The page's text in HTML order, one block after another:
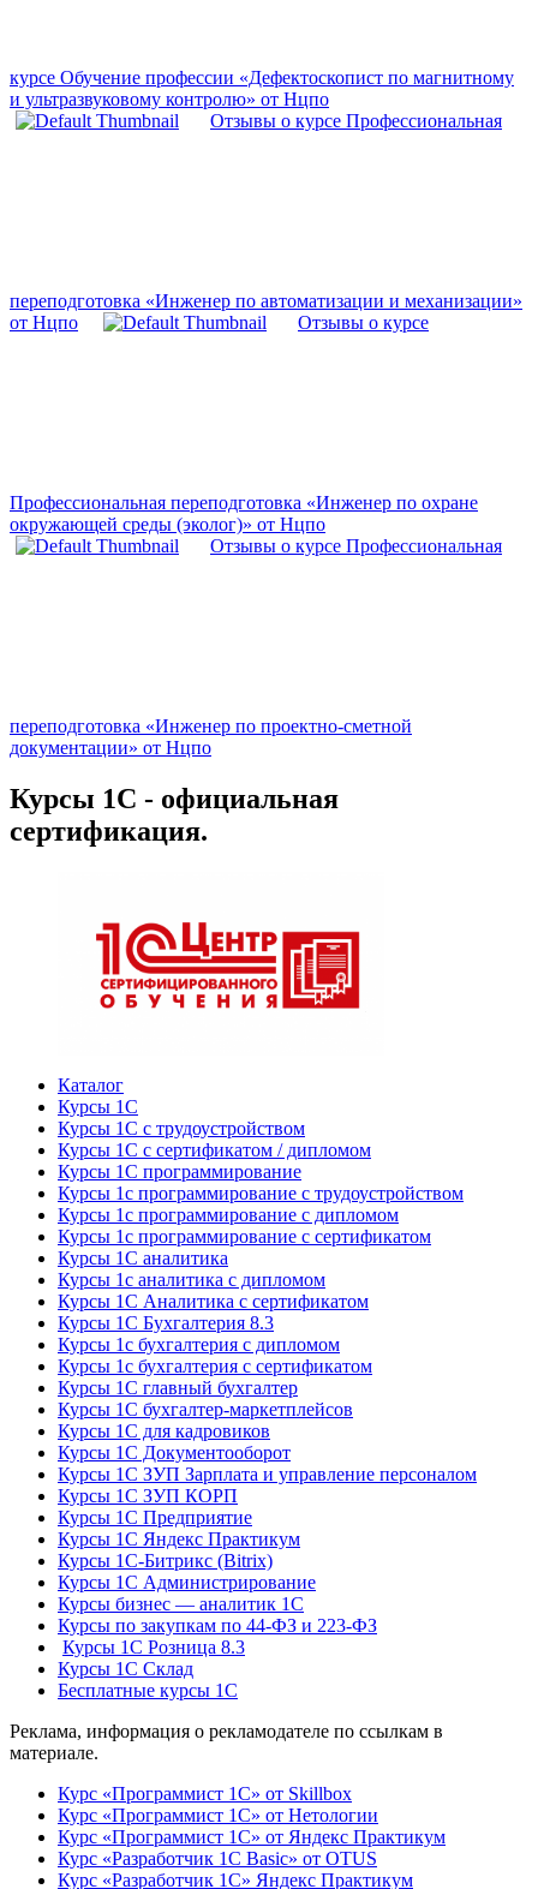
курсе Обучение профессии «Дефектоскопист по магнитному
и ультразвуковому контролю» от Нцпо
Отзывы о курсе Профессиональная
переподготовка «Инженер по автоматизации и механизации»
от Нцпо
Отзывы о курсе
Профессиональная переподготовка «Инженер по охране
окружающей среды (эколог)» от Нцпо
Отзывы о курсе Профессиональная
переподготовка «Инженер по проектно-сметной
документации» от Нцпо
Курсы 1С - официальная
сертификация.
Каталог
Курсы 1С
Курсы 1С с трудоустройством
Курсы 1С с сертификатом / дипломом
Курсы 1С программирование
Курсы 1с программирование с трудоустройством
Курсы 1с программирование с дипломом
Курсы 1с программирование с сертификатом
Курсы 1С аналитика
Курсы 1с аналитика с дипломом
Курсы 1С Аналитика с сертификатом
Курсы 1С Бухгалтерия 8.3
Курсы 1с бухгалтерия с дипломом
Курсы 1с бухгалтерия с сертификатом
Курсы 1С главный бухгалтер
Курсы 1С бухгалтер-маркетплейсов
Курсы 1С для кадровиков
Курсы 1С Документооборот
Курсы 1С ЗУП Зарплата и управление персоналом
Курсы 1С ЗУП КОРП
Курсы 1С Предприятие
Курсы 1С Яндекс Практикум
Курсы 1С-Битрикс (Bitrix)
Курсы 1С Администрирование
Курсы бизнес — аналитик 1С
Курсы по закупкам по 44‑ФЗ и 223‑ФЗ
Курсы 1С Розница 8.3
Курсы 1С Склад
Бесплатные курсы 1С
Реклама, информация о рекламодателе по ссылкам в
материале.
Курс «Программист 1С» от Skillbox
Курс «Программист 1С» от Нетологии
Курс «Программист 1С» от Яндекс Практикум
Курс «Разработчик 1С Basic» от OTUS
Курс «Разработчик 1С» Яндекс Практикум